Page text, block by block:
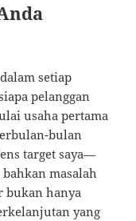
setiap
pelanggan
usaha pertama
bulan
target saya—
masalah
bukan hanya
yang